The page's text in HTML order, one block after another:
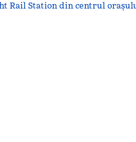
Station din centrul